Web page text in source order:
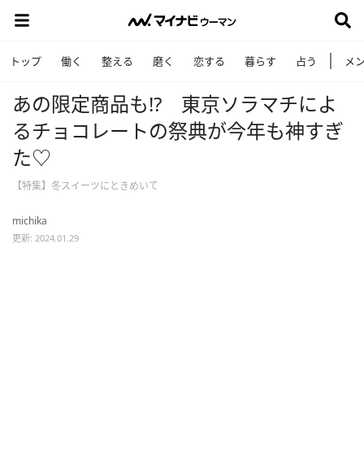
トップ 働く 整える 磨く 恋する 暮らす 占う メ
あの限定商品も!? 東京ソラマチによ
るチョコレートの祭典が今年も神すぎ
た♡
【特集】冬スイーツにときめいて
michika
更新: 2024.01.29